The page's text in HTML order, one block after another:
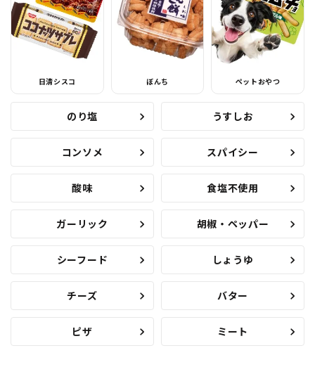
日清シスコ ぼんち ペットおやつ
のり塩 うすしお
コンソメ スパイシー
酸味 食塩不使用
ガーリック 胡椒・ペッパー
シーフード しょうゆ
チーズ バター
ピザ ミート